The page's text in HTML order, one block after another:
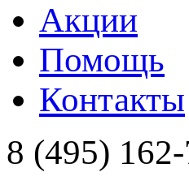
Акции
Помощь
Контакты
8 (495)